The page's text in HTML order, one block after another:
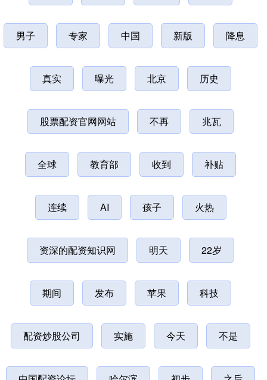
男子 专家 中国 新版 降息
真实 曝光 北京 历史
股票配资官网网站 不再 兆瓦
全球 教育部 收到 补贴
连续 AI 孩子 火热
资深的配资知识网 明天 22岁
期间 发布 苹果 科技
配资炒股公司 实施 今天 不是